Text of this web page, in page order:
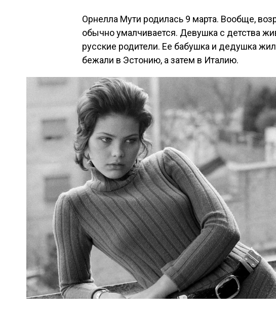
Орнелла Мути родилась 9 марта. Вообще,
обычно умалчивается. Девушка с детства
русские родители. Ее бабушка и дедушка
бежали в Эстонию, а затем в Италию.